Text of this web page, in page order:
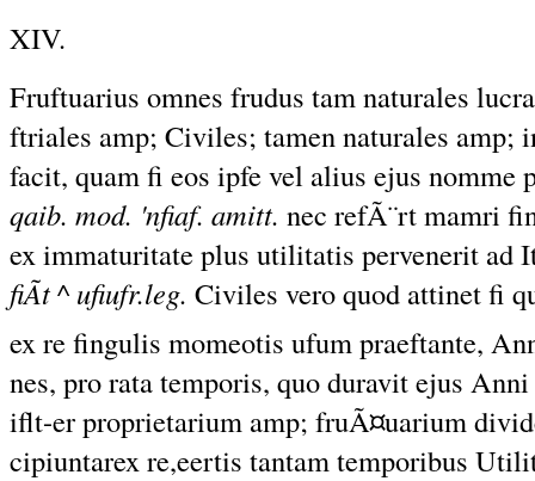
XIV.
Fruftuarius omnes frudus tam naturales
ftriales amp; Civiles; tamen naturales amp;
facit, quam fi eos ipfe vel alius ejus nomme
qaib. mod. 'nfiaf. amitt. nec refÃ¨rt mamri
ex immaturitate plus utilitatis pervenerit ad
fiÃt ^ ufiufr.leg. Civiles vero quod attinet fi
ex re fingulis momeotis ufum praeftante,
nes, pro rata temporis, quo duravit ejus
iflt-er proprietarium amp; fruÃ¤uarium
cipiuntarex re,eertis tantam temporibus